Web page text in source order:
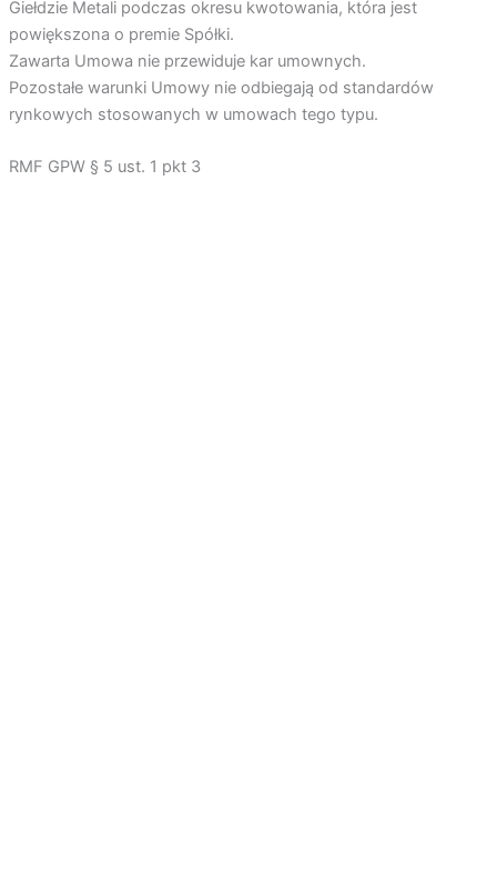
Giełdzie Metali podczas okresu kwotowania, która jest
powiększona o premie Spółki.
Zawarta Umowa nie przewiduje kar umownych.
Pozostałe warunki Umowy nie odbiegają od standardów
rynkowych stosowanych w umowach tego typu.
RMF GPW § 5 ust. 1 pkt 3